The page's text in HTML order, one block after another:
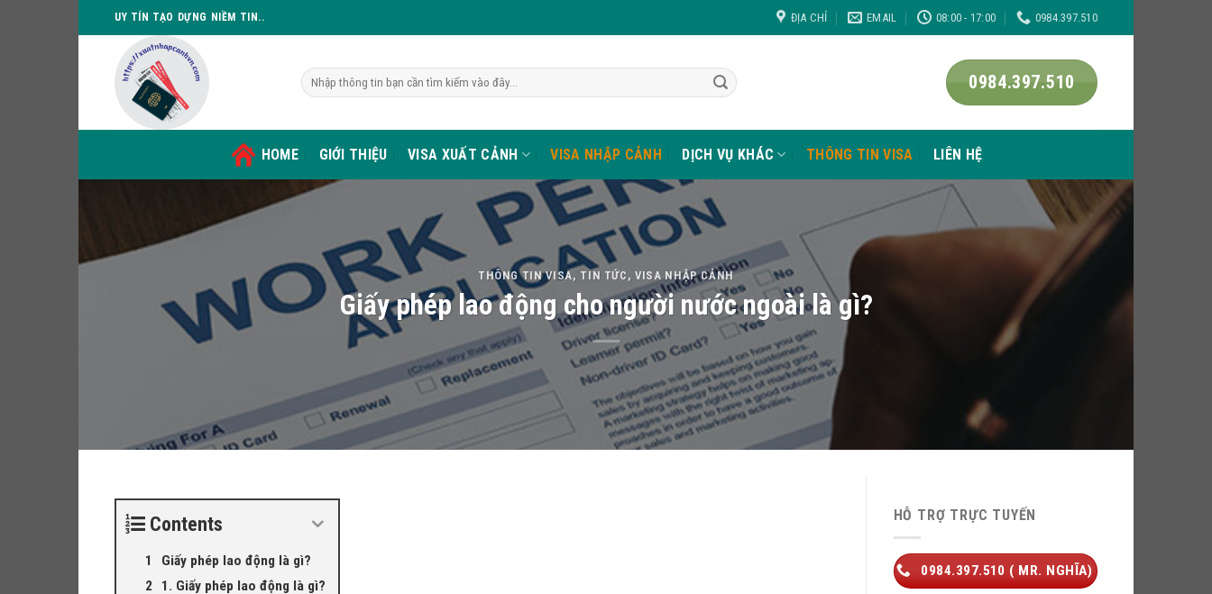
to
UY TÍN TẠO DỰNG NIỀM TIN.. ĐỊA CHỈ EMAIL 08:00 - 17:00 0984.397.510
0984.397.510
HOME GIỚI THIỆU VISA XUẤT CẢNH VISA NHẬP CẢNH DỊCH VỤ KHÁC THÔNG TIN VISA LIÊN HỆ
THÔNG TIN VISA, TIN TỨC ,VISA NHẬP CẢNH
Giấy phép lao động cho người nước ngoài là gì?
Contents
Giấy phép lao động là gì?
1. Giấy phép lao động là gì?
HỖ TRỢ TRỰC TUYẾN
0984.397.510 ( MR. NGHĨA)